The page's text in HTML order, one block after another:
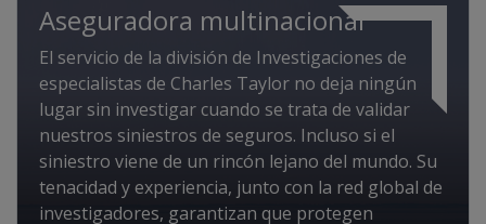
Aseguradora multinacional
El servicio de la división de Investigaciones de
especialistas de Charles Taylor no deja ningún
lugar sin investigar cuando se trata de validar
nuestros siniestros de seguros. Incluso si el
siniestro viene de un rincón lejano del mundo. Su
tenacidad y experiencia, junto con la red global de
investigadores, garantizan que protegen